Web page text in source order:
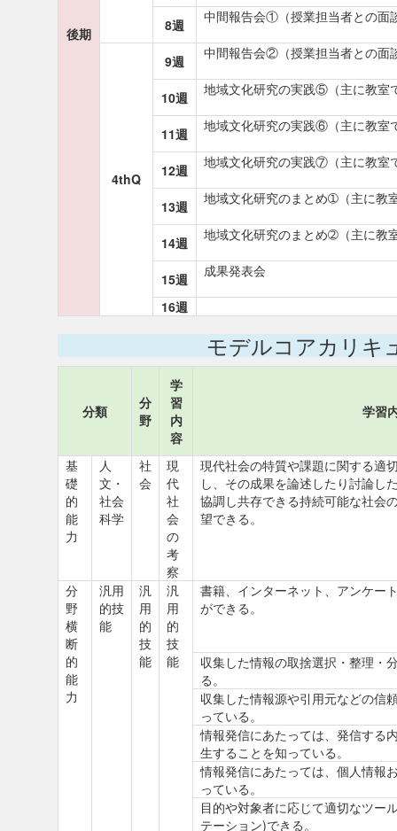
後期 8週 中間報告会①（授業担当者との面
4thQ
9週 中間報告会②（授業担当者との面
10週 地域文化研究の実践⑤（主に教室
11週 地域文化研究の実践⑥（主に教室
12週 地域文化研究の実践⑦（主に教室
13週 地域文化研究のまとめ➀（主に教
14週 地域文化研究のまとめ➁（主に教
15週 成果発表会
16週
モデルコアカリキ
分類
分
野
学
習
内
容
学習
基
礎
的
能
力
人
文・
社会
科学
社
会
現
代
社
会
の
考
察
現代社会の特質や課題に関する適
し、その成果を論述したり討論し
協調し共存できる持続可能な社会
望できる。
分
野
横
断
的
能
力
汎用
的技
能
汎
用
的
技
能
汎
用
的
技
能
書籍、インターネット、アンケー
ができる。
収集した情報の取捨選択・整理・
る。
収集した情報源や引用元などの信
っている。
情報発信にあたっては、発信する
生することを知っている。
情報発信にあたっては、個人情報
っている。
目的や対象者に応じて適切なツー
テーション)できる。